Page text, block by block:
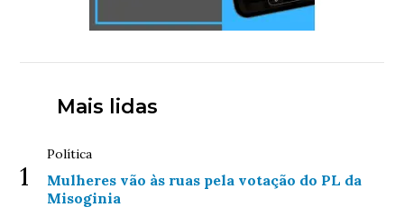
Mais lidas
1
Política
Mulheres vão às ruas pela votação do PL da
Misoginia